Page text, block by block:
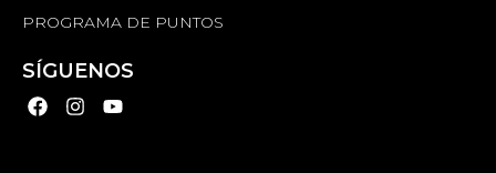
PROGRAMA DE PUNTOS
SÍGUENOS